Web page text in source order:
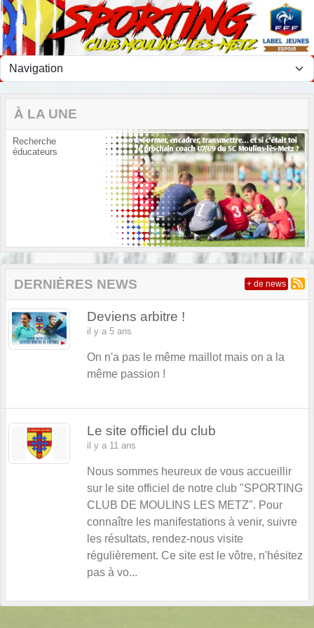
À LA UNE
Recherche
éducateurs
Next
DERNIÈRES NEWS
Deviens arbitre !
il y a 5 ans
On n'a pas le même maillot mais on a la
même passion !
Le site officiel du club
il y a 11 ans
Nous sommes heureux de vous accueillir
sur le site officiel de notre club "SPORTING
CLUB DE MOULINS LES METZ". Pour
connaître les manifestations à venir, suivre
les résultats, rendez-nous visite
régulièrement. Ce site est le vôtre, n'hésitez
pas à vo...
+ de news
Panneau de gestion des cookies